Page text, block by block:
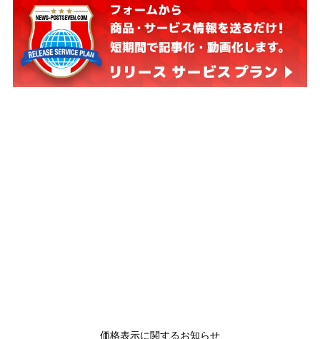
価格表示に関するお知らせ